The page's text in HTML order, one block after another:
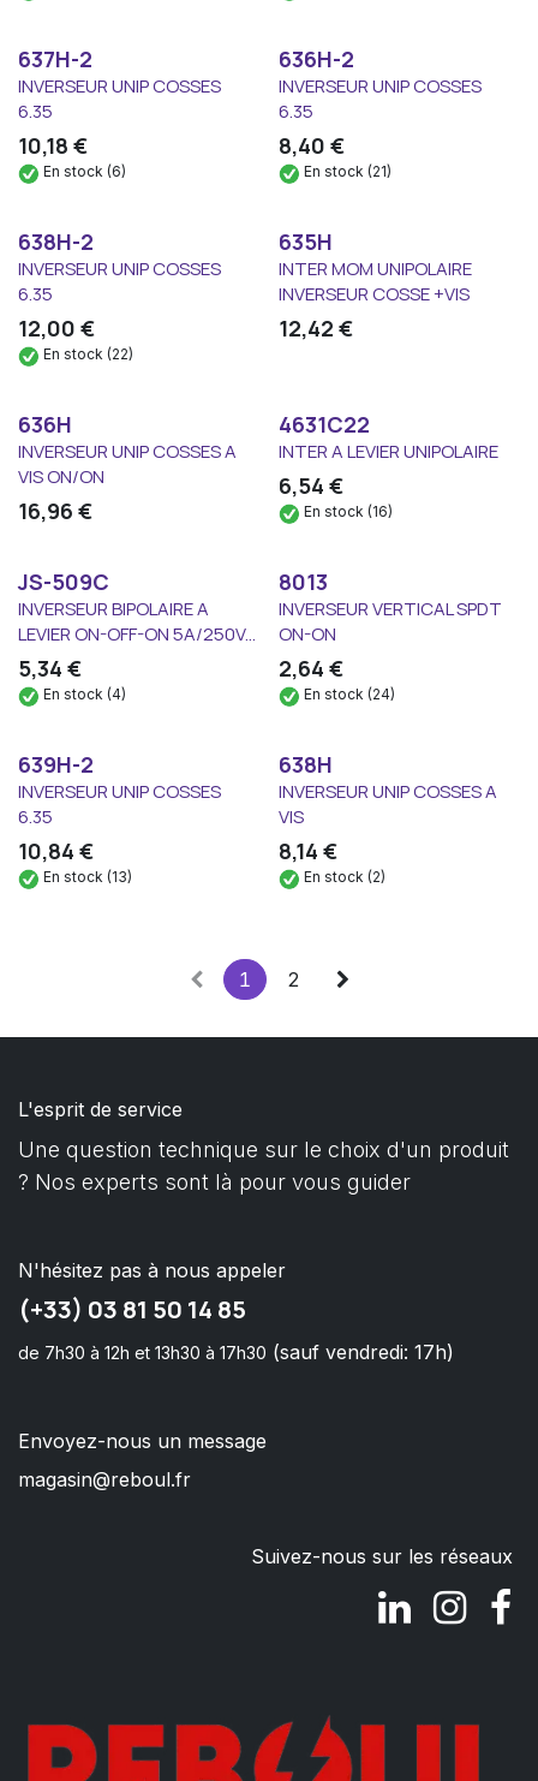
637H-2
INVERSEUR UNIP COSSES
6.35
10,18 €
En stock (6)
636H-2
INVERSEUR UNIP COSSES
6.35
8,40 €
En stock (21)
638H-2
INVERSEUR UNIP COSSES
6.35
12,00 €
En stock (22)
635H
INTER MOM UNIPOLAIRE
INVERSEUR COSSE +VIS
12,42 €
636H
INVERSEUR UNIP COSSES A
VIS ON/ON
16,96 €
4631C22
INTER A LEVIER UNIPOLAIRE
6,54 €
En stock (16)
JS-509C
INVERSEUR BIPOLAIRE A
LEVIER ON-OFF-ON 5A/250V...
5,34 €
En stock (4)
8013
INVERSEUR VERTICAL SPDT
ON-ON
2,64 €
En stock (24)
639H-2
INVERSEUR UNIP COSSES
6.35
10,84 €
En stock (13)
638H
INVERSEUR UNIP COSSES A
VIS
8,14 €
En stock (2)
1 2
L'esprit de service
Une question technique sur le choix d'un produit
? Nos experts sont là pour vous guider
N'hésitez pas à nous appeler
(+33) 03 81 50 14 85
de 7h30 à 12h et 13h30 à 17h30 (sauf vendredi: 17h)
Envoyez-nous un message
magasin@reboul.fr
Suivez-nous sur les réseaux